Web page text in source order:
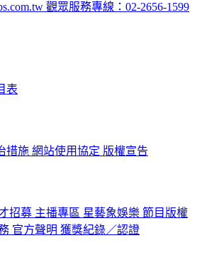
觀眾服務專線：02-2656-1599
表
措施 網站使用協定 版權宣告
招募 主播專區 星藝象娛樂 節目版權
官方聲明 獲獎紀錄／認證